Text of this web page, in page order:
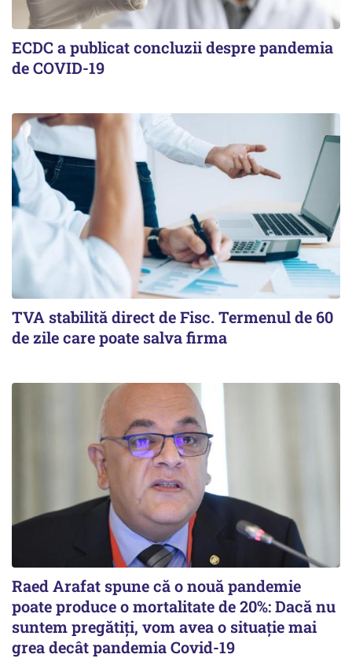
ECDC a publicat concluzii despre pandemia
de COVID-19
TVA stabilită direct de Fisc. Termenul de 60
de zile care poate salva firma
Raed Arafat spune că o nouă pandemie
poate produce o mortalitate de 20%: Dacă nu
suntem pregătiți, vom avea o situație mai
grea decât pandemia Covid-19